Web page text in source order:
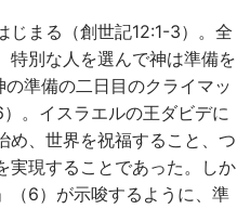
じまる（創世記12:1-3）。全
特別な人を選んで神は準備を
準備の二日目のクライマッ
。イスラエルの王ダビデに
め、世界を祝福すること、つ
実現することであった。しか
（6）が示唆するように、準